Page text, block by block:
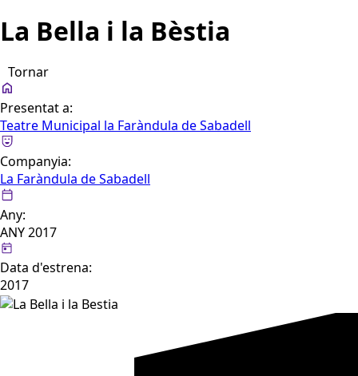
La Bella i la Bèstia
Tornar
Presentat a:
Teatre Municipal la Faràndula de Sabadell
Companyia:
La Faràndula de Sabadell
Any:
ANY 2017
Data d'estrena:
2017